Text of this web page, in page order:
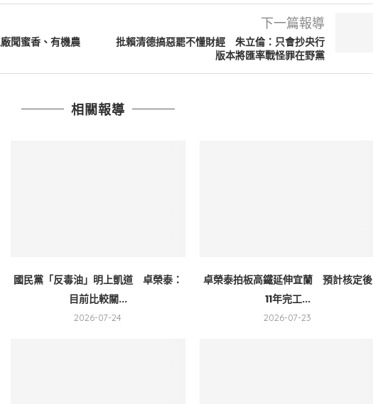
聞蜜香、有機農
下一篇報導
批賴清德搞惡罷不懂財經 朱立倫：只會抄央行
版本將匯率戰怪罪在野黨
相關報導
國民黨「反毒油」明上凱道 卓榮泰：
目前比較關...
2026-07-24
卓榮泰拍板高鐵延伸宜蘭 預計核定後
11年完工...
2026-07-23